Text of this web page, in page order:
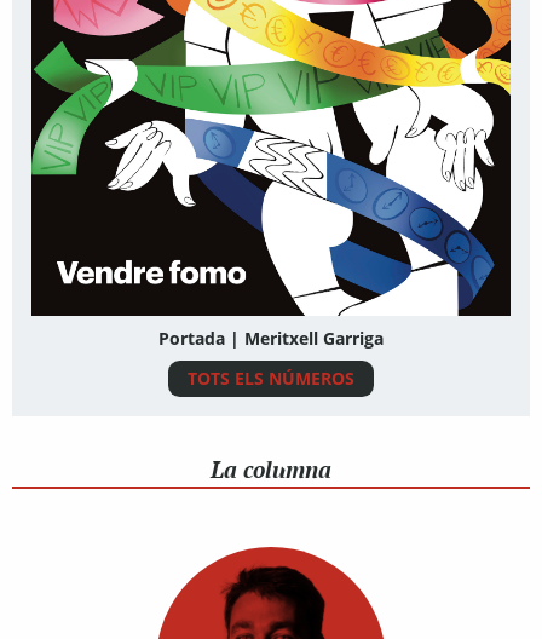
Portada | Meritxell Garriga
TOTS ELS NÚMEROS
La columna